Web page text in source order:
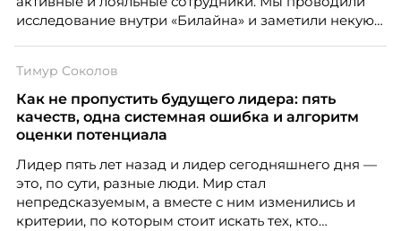
исследование внутри «Билайна» и заметили некую
благодарности и публичного признания.
Тимур Соколов
Как не пропустить будущего лидера: пять
качеств, одна системная ошибка и алгоритм
оценки потенциала
Лидер пять лет назад и лидер сегодняшнего дня —
это, по сути, разные люди. Мир стал
непредсказуемым, а вместе с ним изменились и
критерии, по которым стоит искать тех, кто